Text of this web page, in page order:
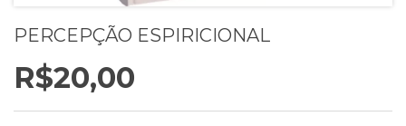
PERCEPÇÃO ESPIRICIONAL
R$20,00